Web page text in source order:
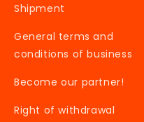
Shipment
General terms and
conditions of business
Become our partner!
Right of withdrawal